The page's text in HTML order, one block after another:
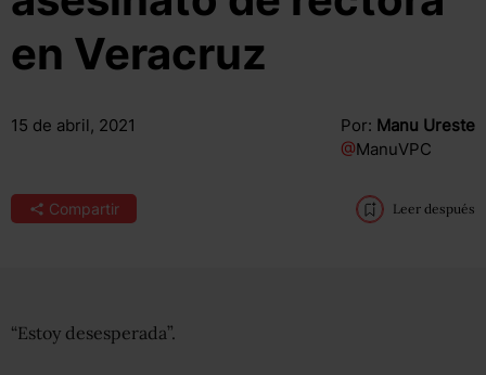
en Veracruz
15 de abril, 2021 Por: Manu Ureste
@ManuVPC
Compartir Leer después
“Estoy desesperada”.